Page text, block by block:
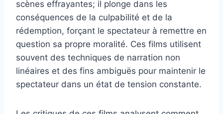
scènes effrayantes; il plonge dans les
conséquences de la culpabilité et de la
rédemption, forçant le spectateur à remettre en
question sa propre moralité. Ces films utilisent
souvent des techniques de narration non
linéaires et des fins ambiguës pour maintenir le
spectateur dans un état de tension constante.